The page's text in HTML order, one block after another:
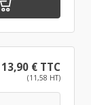
13,90 € TTC
(11,58 HT)